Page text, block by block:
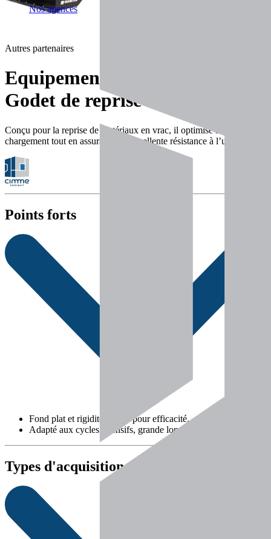
Nos agences
Autres partenaires
Equipements
Godet de reprise
Conçu pour la reprise de matériaux en vrac, il optimise le cycle de
chargement tout en assurant une excellente résistance à l’usure.
Points forts
Fond plat et rigidité élevée pour efficacité.
Adapté aux cycles intensifs, grande longévité.
Types d'acquisition